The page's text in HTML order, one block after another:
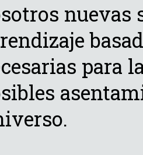
nuevas
para